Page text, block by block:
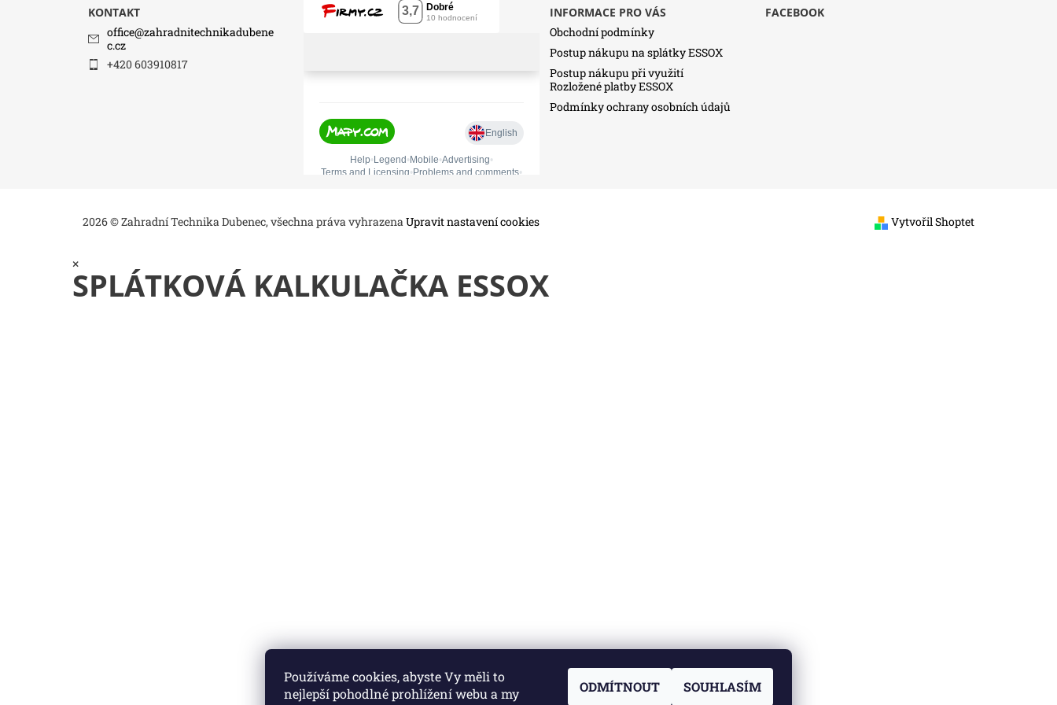
KONTAKT
office@zahradnitechnikadubene
c.cz
+420 603910817
INFORMACE PRO VÁS
Obchodní podmínky
Postup nákupu na splátky ESSOX
Postup nákupu při využití
Rozložené platby ESSOX
Podmínky ochrany osobních údajů
FACEBOOK
2026 © Zahradní Technika Dubenec, všechna práva vyhrazenaUpravit nastavení cookies Vytvořil Shoptet
×
SPLÁTKOVÁ KALKULAČKA ESSOX
Používáme cookies, abyste Vy měli to
nejlepší pohodlné prohlížení webu a my
ODMÍTNOUT SOUHLASÍM